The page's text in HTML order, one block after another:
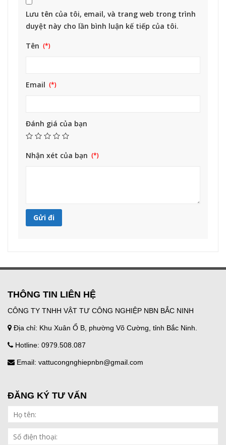
Lưu tên của tôi, email, và trang web trong trình
duyệt này cho lần bình luận kế tiếp của tôi.
Tên
Email
Đánh giá của bạn
Nhận xét của bạn
THÔNG TIN LIÊN HỆ
CÔNG TY TNHH VẬT TƯ CÔNG NGHIỆP NBN BẮC NINH
Địa chỉ: Khu Xuân Ổ B, phường Võ Cường, tỉnh Bắc Ninh.
Hotline: 0979.508.087
Email: vattucongnghiepnbn@gmail.com
ĐĂNG KÝ TƯ VẤN